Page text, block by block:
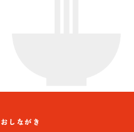
おしながき